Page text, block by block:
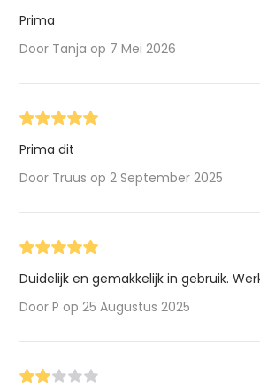
Prima
Door Tanja op 7 Mei 2026
Prima dit
Door Truus op 2 September 2025
Duidelijk en gemakkelijk in gebruik.
Door P op 25 Augustus 2025